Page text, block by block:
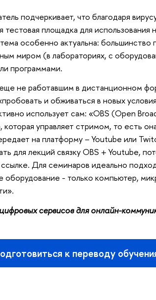
подчеркивает, что благодаря
тестовая площадка для
особенно актуальна:
миром (в лабораториях, с
программами.
не работавшим в дистанционном
и обживаться в новых
использует сам: «OBS (Open
которая управляет стримом, то есть
на платформу – Youtube или
для лекций связку OBS + Youtube,
Для семинаров идеально
оборудование - только компьютер,
сервисов для онлайн-
к переводу